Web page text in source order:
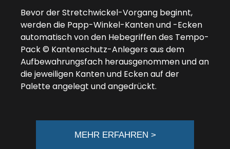
Bevor derStretchwickel-Vorgang beginnt,
werden die Papp-Winkel-Kanten und -Ecken
automatisch von den Hebegriffen des Tempo-
Pack © Kantenschutz-Anlegers aus dem
Aufbewahrungsfach herausgenommen und an
die jeweiligen Kanten und Ecken auf der
Palette angelegt und angedrückt.
MEHR ERFAHREN >